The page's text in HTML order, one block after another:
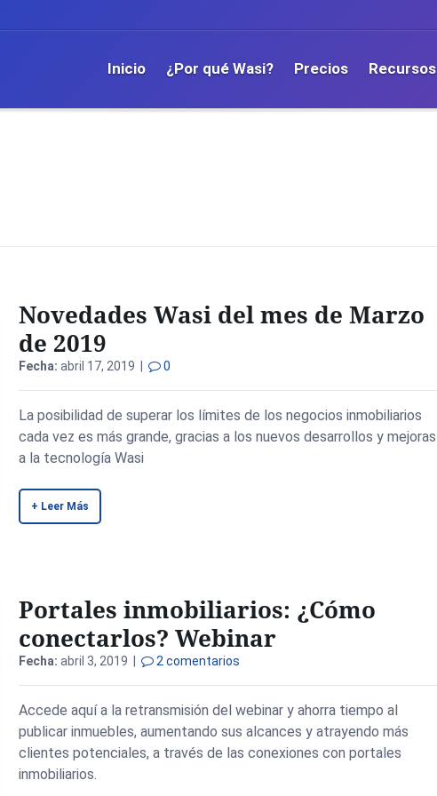
Inicio ¿Por qué Wasi? Precios Recursos
Novedades Wasi del mes de Marzo
de 2019
Fecha: abril 17, 2019 | 0
La posibilidad de superar los límites de los negocios inmobiliarios
cada vez es más grande, gracias a los nuevos desarrollos y mejoras
a la tecnología Wasi
+ Leer Más
Portales inmobiliarios: ¿Cómo
conectarlos? Webinar
Fecha: abril 3, 2019 | 2 comentarios
Accede aquí a la retransmisión del webinar y ahorra tiempo al
publicar inmuebles, aumentando sus alcances y atrayendo más
clientes potenciales, a través de las conexiones con portales
inmobiliarios.